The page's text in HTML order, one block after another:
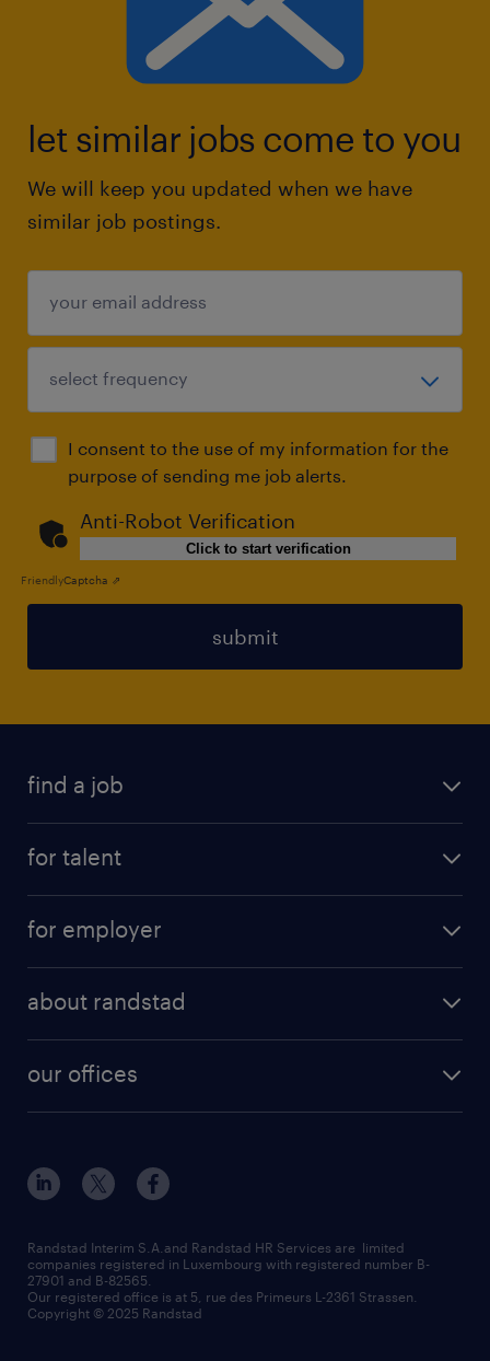
let similar jobs come to you
We will keep you updated when we have
similar job postings.
I consent to the use of my information for the
purpose of sending me job alerts.
Anti-Robot Verification
Click to start verification
FriendlyCaptcha ⇗
submit
find a job
temp to perm
for talent
professional
rules for a good interview
refer a friend
for employer
submit a request
request a call back
HR news
about randstad
our values
be aware
randstad worldwide
our offices
Esch-sur-Alzette (rue de Luxembourg)
Strassen - RiseSmart
Strassen
Wiltz
Randstad Interim S.A.and Randstad HR Services are limited
companies registered in Luxembourg with registered number B-
27901 and B-82565.
Our registered office is at 5, rue des Primeurs L-2361 Strassen.
Copyright © 2025 Randstad